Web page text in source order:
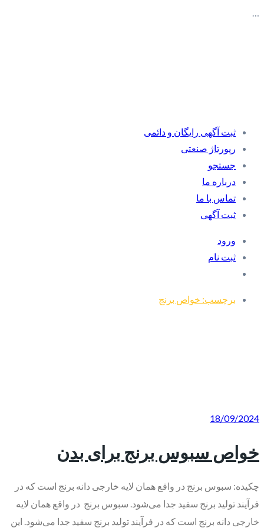
…
ثبت آگهی رایگان و دائمی
رپورتاژ صنعتی
جستجو
درباره ما
تماس با ما
ثبت آگهی
ورود
ثبت نام
برچسب: خواص برنج
18/09/2024
خواص سبوس برنج برای بدن
چکیده: سبوس برنج در واقع همان لایه خارجی دانه برنج است که در
فرآیند تولید برنج سفید جدا می‌شود. سبوس برنج در واقع همان لایه
خارجی دانه برنج است که در فرآیند تولید برنج سفید جدا می‌شود. این